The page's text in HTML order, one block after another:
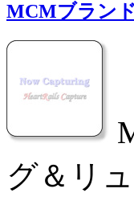
MCMブラン
グ＆リ